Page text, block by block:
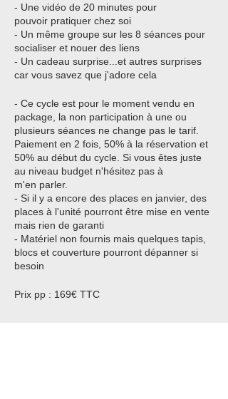
- Une vidéo de 20 minutes pour
pouvoir pratiquer chez soi
- Un même groupe sur les 8 séances pour
socialiser et nouer des liens
- Un cadeau surprise...et autres surprises
car vous savez que j'adore cela
- Ce cycle est pour le moment vendu en
package, la non participation à une ou
plusieurs séances ne change pas le tarif.
Paiement en 2 fois, 50% à la réservation et
50% au début du cycle. Si vous êtes juste
au niveau budget n'hésitez pas à
m'en parler.
- Si il y a encore des places en janvier, des
places à l'unité pourront être mise en vente
mais rien de garanti
- Matériel non fournis mais quelques tapis,
blocs et couverture pourront dépanner si
besoin
Prix pp : 169€ TTC